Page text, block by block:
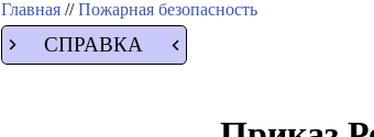
Главная //Пожарная безопасность
СПРАВКА